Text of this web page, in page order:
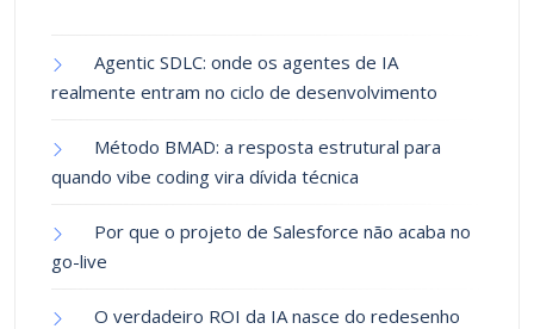
Agentic SDLC: onde os agentes de IA
realmente entram no ciclo de desenvolvimento
Método BMAD: a resposta estrutural para
quando vibe coding vira dívida técnica
Por que o projeto de Salesforce não acaba no
go-live
O verdadeiro ROI da IA nasce do redesenho